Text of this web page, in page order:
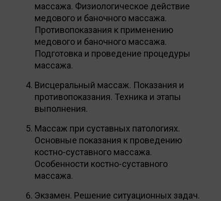
массажа. Физиологическое действие
медового и баночного массажа.
Противопоказания к применению
медового и баночного массажа.
Подготовка и проведение процедуры
массажа.
Висцеральный массаж. Показания и
противопоказания. Техника и этапы
выполнения.
Массаж при суставных патологиях.
Основные показания к проведению
костно-суставного массажа.
Особенности костно-суставного
массажа.
Экзамен. Решение ситуационных задач.